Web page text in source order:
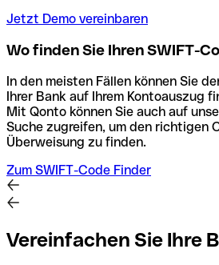
Jetzt Demo vereinbaren
Wo finden Sie Ihren SWIFT-
In den meisten Fällen können Sie
Ihrer Bank auf Ihrem Kontoauszug
Mit Qonto können Sie auch auf
Suche zugreifen, um den richtigen
Überweisung zu finden.
Zum SWIFT-Code Finder
Vereinfachen Sie Ihre